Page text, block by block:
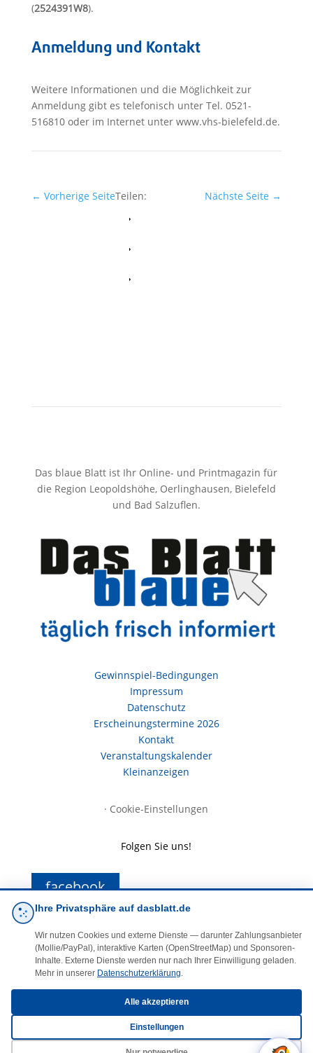
(2524391W8).
Anmeldung und Kontakt
Weitere Informationen und die Möglichkeit zur
Anmeldung gibt es telefonisch unter Tel. 0521-
516810 oder im Internet unter www.vhs-bielefeld.de.
← Vorherige Seite Nächste Seite →
Teilen:
Facebook
Whatsapp
Twitter
Das blaue Blatt ist Ihr Online- und Printmagazin für
die Region Leopoldshöhe, Oerlinghausen, Bielefeld
und Bad Salzuflen.
Gewinnspiel-Bedingungen
Impressum
Datenschutz
Erscheinungstermine 2026
Kontakt
Veranstaltungskalender
Kleinanzeigen
· Cookie-Einstellungen
Folgen Sie uns!
facebook
E-Mail
© 2025 DasBlaueBlatt | InSign – A. + D. Klee GbR
Ihre Privatsphäre auf dasblatt.de
Wir nutzen Cookies und externe Dienste — darunter Zahlungsanbieter
(Mollie/PayPal), interaktive Karten (OpenStreetMap) und Sponsoren-
Inhalte. Externe Dienste werden nur nach Ihrer Einwilligung geladen.
Mehr in unserer Datenschutzerklärung.
Alle akzeptieren
Einstellungen